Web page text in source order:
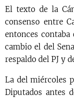
El texto de la
consenso entre
entonces
cambio el del
respaldo del PJ y
La del miércoles
Diputados antes